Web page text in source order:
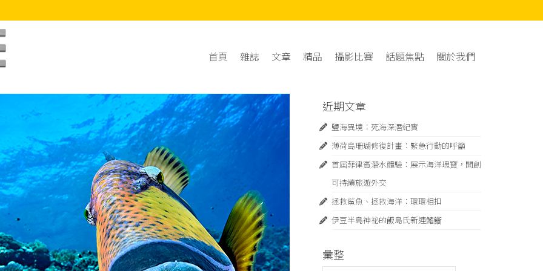
首頁 雜誌 文章 精品 攝影比賽 話題焦點 關於我們
近期文章
鹽海異境：死海深潛紀實
薄荷島珊瑚修復計畫：緊急⾏動的呼籲
首屆菲律賓潛水體驗：展示海洋瑰寶，開創
可持續旅遊外交
拯救鯊魚、拯救海洋：環環相扣
伊豆半島神祕的飯島氏新連鰭䲗
彙整